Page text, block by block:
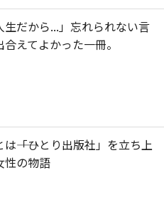
生だから...」忘れられない言
えてよかった一冊。
――「ひとり出版社」を立ち上
性の物語